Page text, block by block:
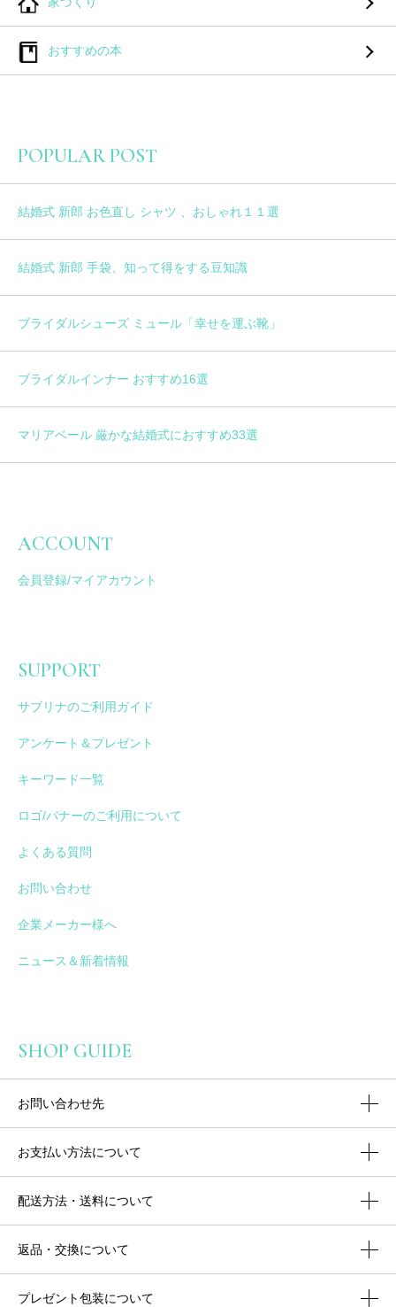
おすすめの本
POPULAR POST
結婚式 新郎 お色直し シャツ 、おしゃれ１１選
結婚式 新郎 手袋、知って得をする豆知識
ブライダルシューズ ミュール「幸せを運ぶ靴」
ブライダルインナー おすすめ16選
マリアベール 厳かな結婚式におすすめ33選
ACCOUNT
会員登録/マイアカウント
SUPPORT
サブリナのご利用ガイド
アンケート＆プレゼント
キーワード一覧
ロゴ/バナーのご利用について
よくある質問
お問い合わせ
企業メーカー様へ
ニュース＆新着情報
SHOP GUIDE
お問い合わせ先
お支払い方法について
配送方法・送料について
返品・交換について
プレゼント包装について